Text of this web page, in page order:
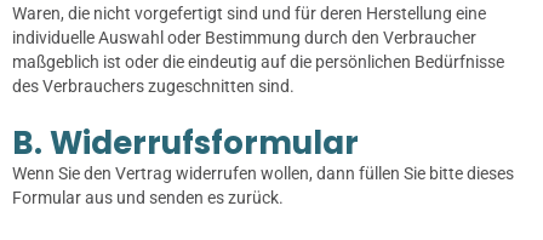
Waren, die nicht vorgefertigt sind und für deren Herstellung eine
individuelle Auswahl oder Bestimmung durch den Verbraucher
maßgeblich ist oder die eindeutig auf die persönlichen Bedürfnisse
des Verbrauchers zugeschnitten sind.
B. Widerrufsformular
Wenn Sie den Vertrag widerrufen wollen, dann füllen Sie bitte dieses
Formular aus und senden es zurück.